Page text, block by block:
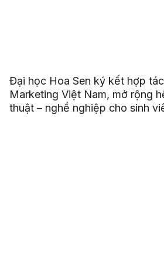
Đại học Hoa Sen ký kết hợp
Marketing Việt Nam, mở rộng
thuật – nghề nghiệp cho sinh